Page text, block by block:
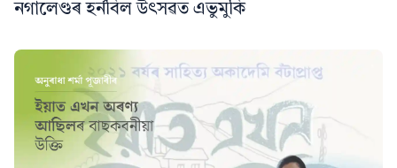
নগালেণ্ডৰ হৰ্নবিল উৎসৱত এভুমুকি